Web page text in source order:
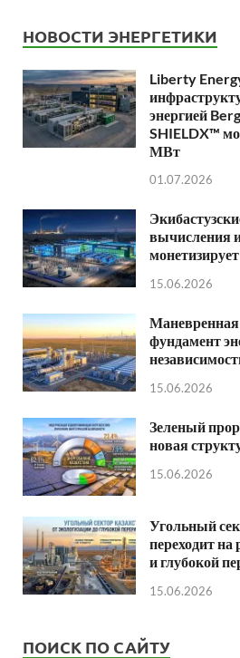
НОВОСТИ ЭНЕРГЕТИКИ
Liberty
энергией
SHIELDX™
МВт
01.07.2026
вычисления
15.06.2026
Маневренная
фундамент
15.06.2026
Зеленый
новая
15.06.2026
Угольный
переходит на
и глубокой
15.06.2026
ПОИСК ПО САЙТУ